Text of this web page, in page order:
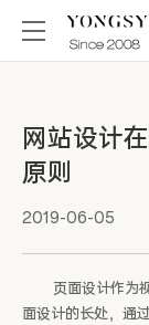
网站设计
原则
2019-06-05
页面设计作为视
面设计的长处，通